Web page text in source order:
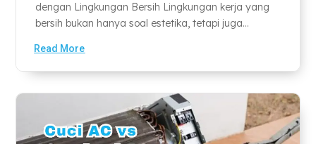
dengan Lingkungan Bersih Lingkungan kerja yang
bersih bukan hanya soal estetika, tetapi juga...
Read More